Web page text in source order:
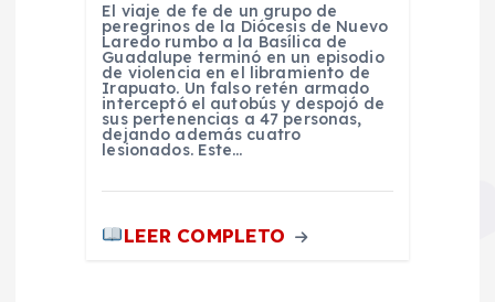
El viaje de fe de un grupo de
peregrinos de la Diócesis de Nuevo
Laredo rumbo a la Basílica de
Guadalupe terminó en un episodio
de violencia en el libramiento de
Irapuato. Un falso retén armado
interceptó el autobús y despojó de
sus pertenencias a 47 personas,
dejando además cuatro
lesionados. Este…
LEER COMPLETO